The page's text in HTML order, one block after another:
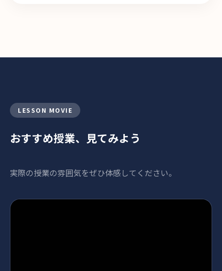
LESSON MOVIE
おすすめ授業、見てみよう
実際の授業の雰囲気をぜひ体感してください。